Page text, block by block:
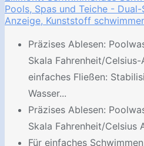
Pools, Spas und Teiche -
Anzeige, Kunststoff
Präzises Ablesen:
Skala Fahrenheit/
einfaches Fließen:
Wasser...
Präzises Ablesen:
Skala Fahrenheit/Celsius
Für einfaches